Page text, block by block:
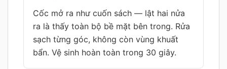
Cốc mở ra như cuốn sách — lật hai nửa
ra là thấy toàn bộ bề mặt bên trong. Rửa
sạch từng góc, không còn vùng khuất
bẩn. Vệ sinh hoàn toàn trong 30 giây.